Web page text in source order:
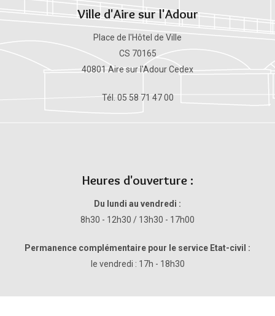
Ville d'Aire sur l'Adour
Place de l'Hôtel de Ville
CS 70165
40801 Aire sur l'Adour Cedex
Tél. 05 58 71 47 00
Heures d'ouverture :
Du lundi au vendredi :
8h30 - 12h30 / 13h30 - 17h00
Permanence complémentaire pour le service Etat-civil :
le vendredi : 17h - 18h30